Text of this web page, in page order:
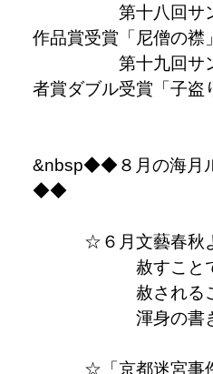
第十八回サント
作品賞受賞「尼僧の襟」
第十九回サント
者賞ダブル受賞「子盗
&nbsp◆◆８月の海月
◆◆
☆６月文藝春秋よ
赦すことで女
赦されることで
渾身の書き下ろ
☆「京都迷宮事件